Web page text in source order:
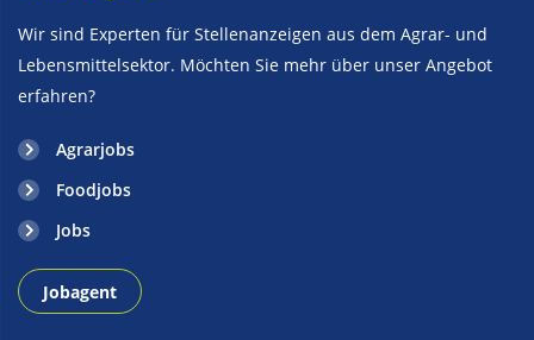
Wir sind Experten für Stellenanzeigen aus dem Agrar- und
Lebensmittelsektor. Möchten Sie mehr über unser Angebot
erfahren?
Agrarjobs
Foodjobs
Jobs
Jobagent